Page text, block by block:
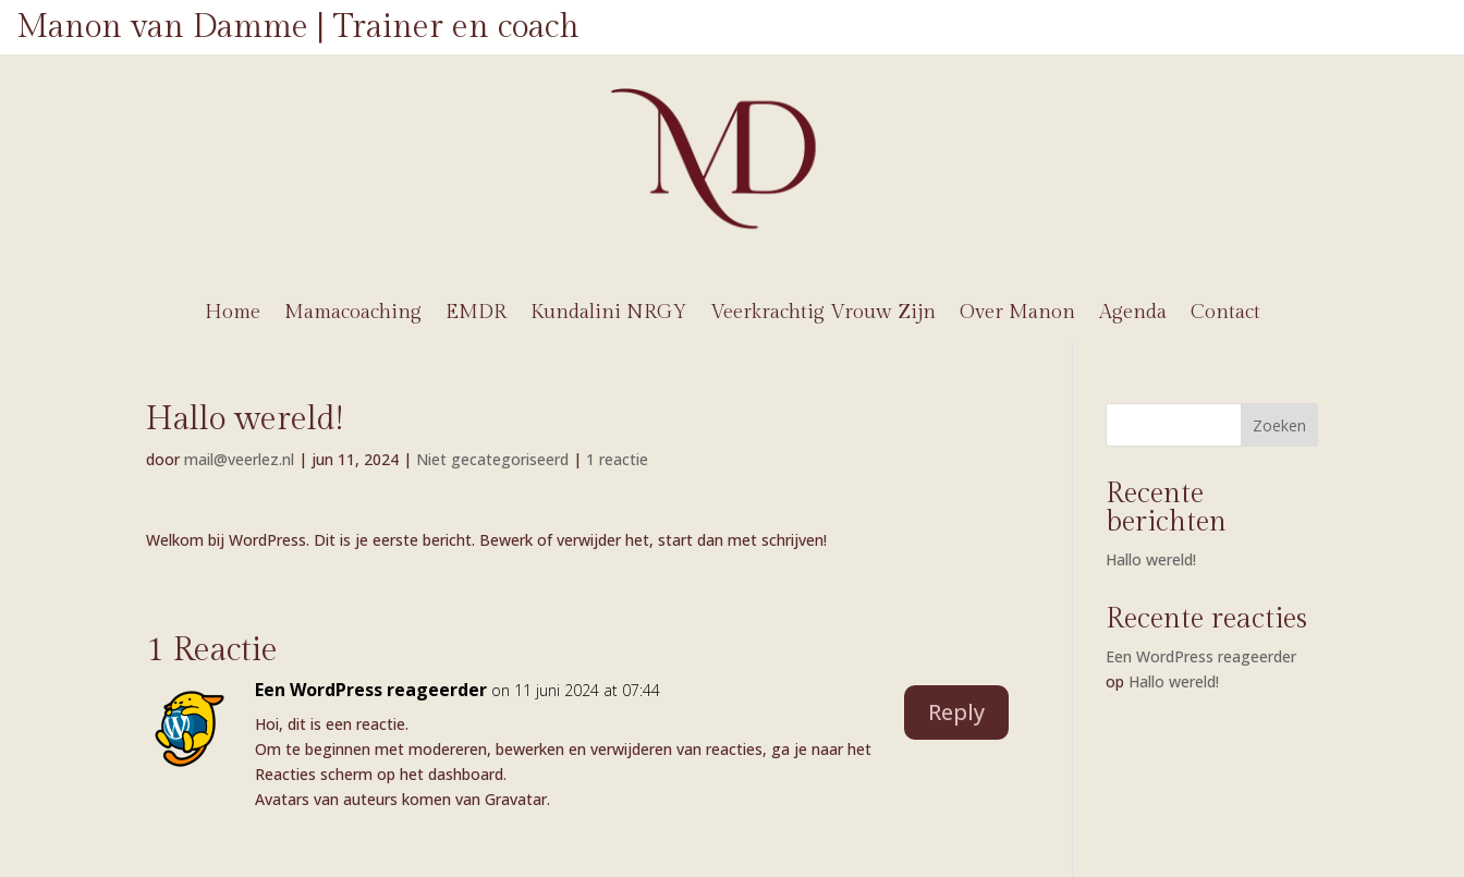
Manon van Damme | Trainer en coach
Home Mamacoaching EMDR Kundalini NRGY Veerkrachtig Vrouw Zijn Over Manon Agenda Contact
Hallo wereld!
doormail@veerlez.nl | jun 11, 2024 | Niet gecategoriseerd | 1 reactie
Welkom bij WordPress. Dit is je eerste bericht. Bewerk of verwijder het, start dan met schrijven!
1 Reactie
Een WordPress reageerder on 11 juni 2024 at 07:44
Hoi, dit is een reactie.
Om te beginnen met modereren, bewerken en verwijderen van reacties, ga je naar het
Reacties scherm op het dashboard.
Avatars van auteurs komen vanGravatar.
Reply
Zoeken
Recente
berichten
Hallo wereld!
Recente reacties
Een WordPress reageerder
op Hallo wereld!